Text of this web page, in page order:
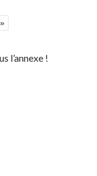
»
l’annexe !